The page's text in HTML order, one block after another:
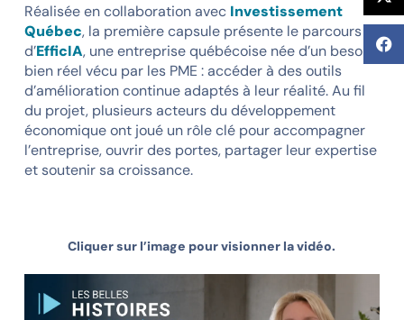
Réalisée en collaboration avec Investissement
Québec, la première capsule présente le parcours
d’EfficIA, une entreprise québécoise née d’un besoin
bien réel vécu par les PME : accéder à des outils
d’amélioration continue adaptés à leur réalité. Au fil
du projet, plusieurs acteurs du développement
économique ont joué un rôle clé pour accompagner
l’entreprise, ouvrir des portes, partager leur expertise
et soutenir sa croissance.
Cliquer sur l’image pour visionner la vidéo.